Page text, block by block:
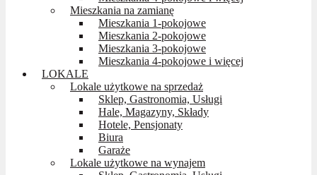
Mieszkania na zamianę
Mieszkania 1-pokojowe
Mieszkania 2-pokojowe
Mieszkania 3-pokojowe
Mieszkania 4-pokojowe i więcej
LOKALE
Lokale użytkowe na sprzedaż
Sklep, Gastronomia, Usługi
Hale, Magazyny, Składy
Hotele, Pensjonaty
Biura
Garaże
Lokale użytkowe na wynajem